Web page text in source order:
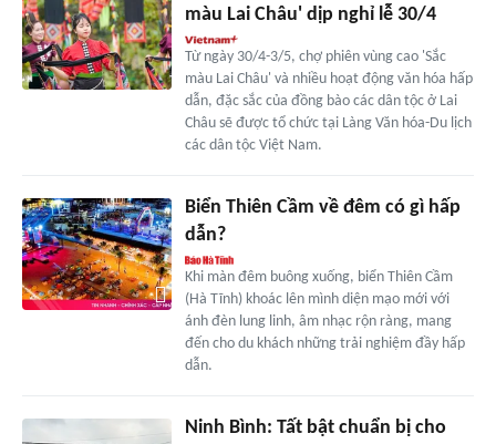
màu Lai Châu' dịp nghỉ lễ 30/4
Từ ngày 30/4-3/5, chợ phiên vùng cao 'Sắc
màu Lai Châu' và nhiều hoạt động văn hóa hấp
dẫn, đặc sắc của đồng bào các dân tộc ở Lai
Châu sẽ được tổ chức tại Làng Văn hóa-Du lịch
các dân tộc Việt Nam.
Biển Thiên Cầm về đêm có gì hấp
dẫn?
Khi màn đêm buông xuống, biển Thiên Cầm
(Hà Tĩnh) khoác lên mình diện mạo mới với
ánh đèn lung linh, âm nhạc rộn ràng, mang
đến cho du khách những trải nghiệm đầy hấp
dẫn.
Ninh Bình: Tất bật chuẩn bị cho